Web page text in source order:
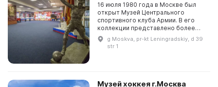
16 июля 1980 года в Москве был
открыт Музей Центрального
спортивного клуба Армии. В его
коллекции представлено более
2500 уникальных экспонатов,
многие из которых не имеют
g Moskva, pr-kt Leningradskiy, d 39
str 1
Музей хоккея г.Москва